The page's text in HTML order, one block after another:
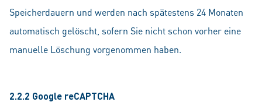
Speicherdauern und werden nach spätestens 24 Monaten
automatisch gelöscht, sofern Sie nicht schon vorher eine
manuelle Löschung vorgenommen haben.
2.2.2 Google reCAPTCHA